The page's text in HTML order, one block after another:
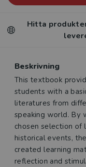
Hitta
Beskrivning
Beskrivning
This textbook
students with a
literatures from
speaking world. By
chosen selection
historical events,
created learning
reflection and